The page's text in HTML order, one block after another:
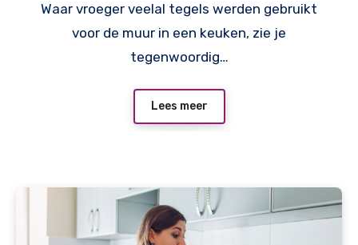
Waar vroeger veelal tegels werden gebruikt
voor de muur in een keuken, zie je
tegenwoordig…
Lees meer